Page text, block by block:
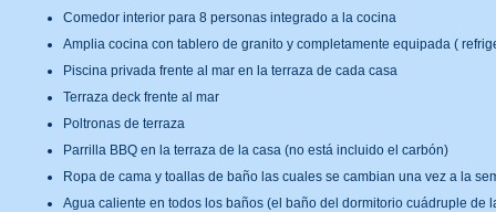
Comedor interior para 8 personas integrado a la cocina
Amplia cocina con tablero de granito y completamente equipada (
Piscina privada frente al mar en la terraza de cada casa
Terraza deck frente al mar
Poltronas de terraza
Parrilla BBQ en la terraza de la casa (no está incluido el carbón)
Ropa de cama y toallas de baño las cuales se cambian una vez a la
Agua caliente en todos los baños (el baño del dormitorio cuádruple